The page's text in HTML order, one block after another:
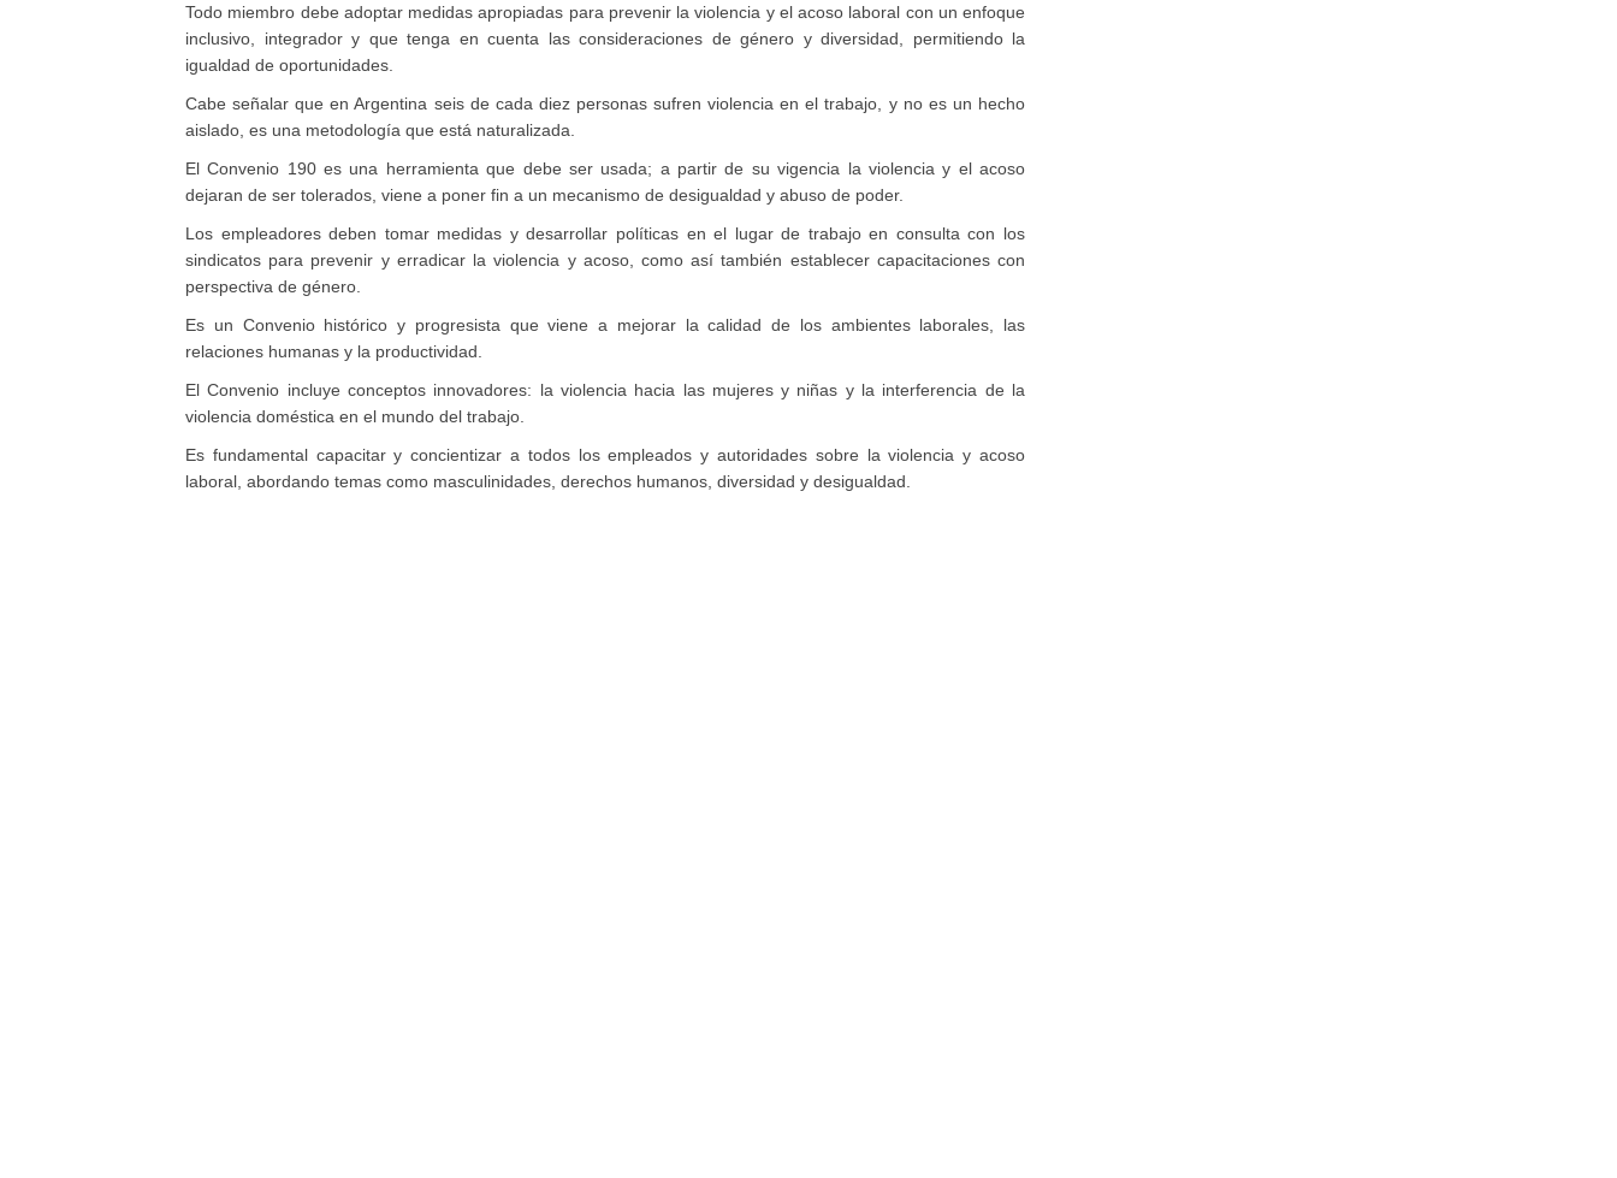
Todo miembro debe adoptar medidas apropiadas para prevenir la violencia y el acoso laboral con un enfoque
inclusivo, integrador y que tenga en cuenta las consideraciones de género y diversidad, permitiendo la
igualdad de oportunidades.
Cabe señalar que en Argentina seis de cada diez personas sufren violencia en el trabajo, y no es un hecho
aislado, es una metodología que está naturalizada.
El Convenio 190 es una herramienta que debe ser usada; a partir de su vigencia la violencia y el acoso
dejaran de ser tolerados, viene a poner fin a un mecanismo de desigualdad y abuso de poder.
Los empleadores deben tomar medidas y desarrollar políticas en el lugar de trabajo en consulta con los
sindicatos para prevenir y erradicar la violencia y acoso, como así también establecer capacitaciones con
perspectiva de género.
Es un Convenio histórico y progresista que viene a mejorar la calidad de los ambientes laborales, las
relaciones humanas y la productividad.
El Convenio incluye conceptos innovadores: la violencia hacia las mujeres y niñas y la interferencia de la
violencia doméstica en el mundo del trabajo.
Es fundamental capacitar y concientizar a todos los empleados y autoridades sobre la violencia y acoso
laboral, abordando temas como masculinidades, derechos humanos, diversidad y desigualdad.